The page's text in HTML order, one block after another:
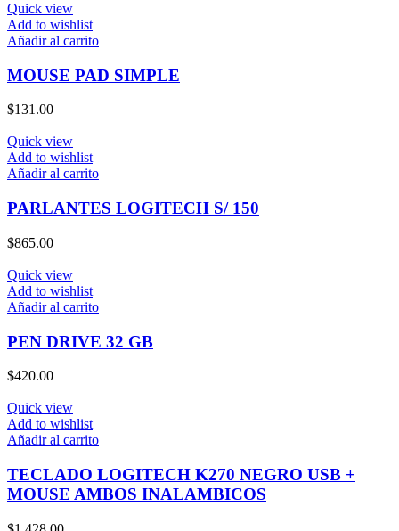
Quick view
Add to wishlist
Añadir al carrito
MOUSE PAD SIMPLE
$131.00
Quick view
Add to wishlist
Añadir al carrito
PARLANTES LOGITECH S/ 150
$865.00
Quick view
Add to wishlist
Añadir al carrito
PEN DRIVE 32 GB
$420.00
Quick view
Add to wishlist
Añadir al carrito
TECLADO LOGITECH K270 NEGRO USB +
MOUSE AMBOS INALAMBICOS